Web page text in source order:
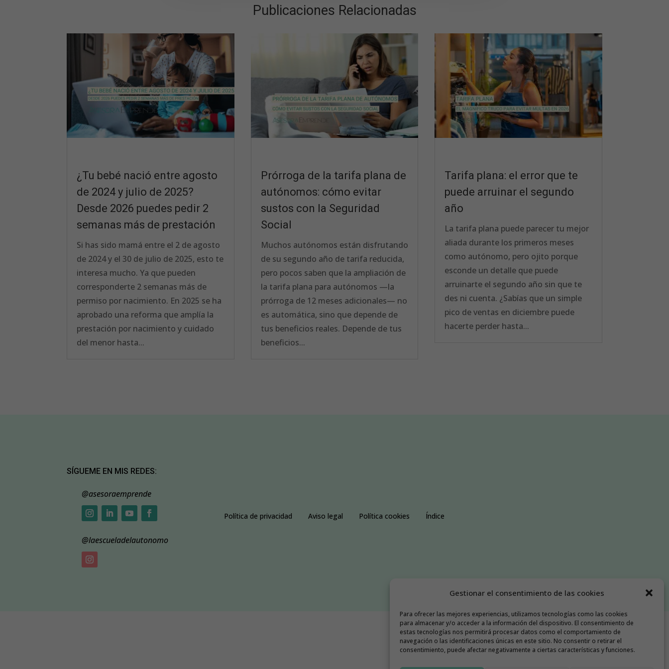
Gestionar el consentimiento de las cookies
Para ofrecer las mejores experiencias, utilizamos tecnologías como las cookies
para almacenar y/o acceder a la información del dispositivo. El consentimiento de
estas tecnologías nos permitirá procesar datos como el comportamiento de
navegación o las identificaciones únicas en este sitio. No consentir o retirar el
consentimiento, puede afectar negativamente a ciertas características y funciones.
Publicaciones Relacionadas
¿Tu bebé nació entre agosto
de 2024 y julio de 2025?
Desde 2026 puedes pedir 2
semanas más de prestación
Si has sido mamá entre el 2 de agosto
de 2024 y el 30 de julio de 2025, esto te
interesa mucho. Ya que pueden
corresponderte 2 semanas más de
permiso por nacimiento. En 2025 se ha
aprobado una reforma que amplía la
prestación por nacimiento y cuidado
del menor hasta...
Prórroga de la tarifa plana de
autónomos: cómo evitar
sustos con la Seguridad
Social
Muchos autónomos están disfrutando
de su segundo año de tarifa reducida,
pero pocos saben que la ampliación de
la tarifa plana para autónomos —la
prórroga de 12 meses adicionales— no
es automática, sino que depende de
tus beneficios reales. Depende de tus
beneficios...
Tarifa plana: el error que te
puede arruinar el segundo
año
La tarifa plana puede parecer tu mejor
aliada durante los primeros meses
como autónomo, pero ojito porque
esconde un detalle que puede
arruinarte el segundo año sin que te
des ni cuenta. ¿Sabías que un simple
pico de ventas en diciembre puede
hacerte perder hasta...
SÍGUEME EN MIS REDES:
@asesoraemprende
@laescueladelautonomo
Política de privacidad Aviso legal Política cookies Índice